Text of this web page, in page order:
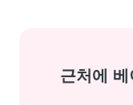
근처에